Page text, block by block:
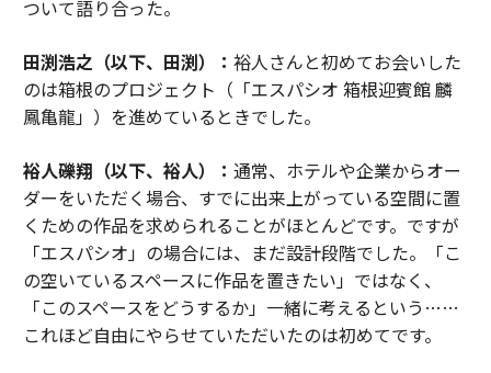
ついて語り合った。
田渕浩之（以下、田渕）： 裕人さんと初めてお会いした
のは箱根のプロジェクト（「エスパシオ 箱根迎賓館 麟
鳳亀龍」）を進めているときでした。
裕人礫翔（以下、裕人）： 通常、ホテルや企業からオー
ダーをいただく場合、すでに出来上がっている空間に置
くための作品を求められることがほとんどです。ですが
「エスパシオ」の場合には、まだ設計段階でした。「こ
の空いているスペースに作品を置きたい」ではなく、
「このスペースをどうするか」一緒に考えるという……
これほど自由にやらせていただいたのは初めてです。